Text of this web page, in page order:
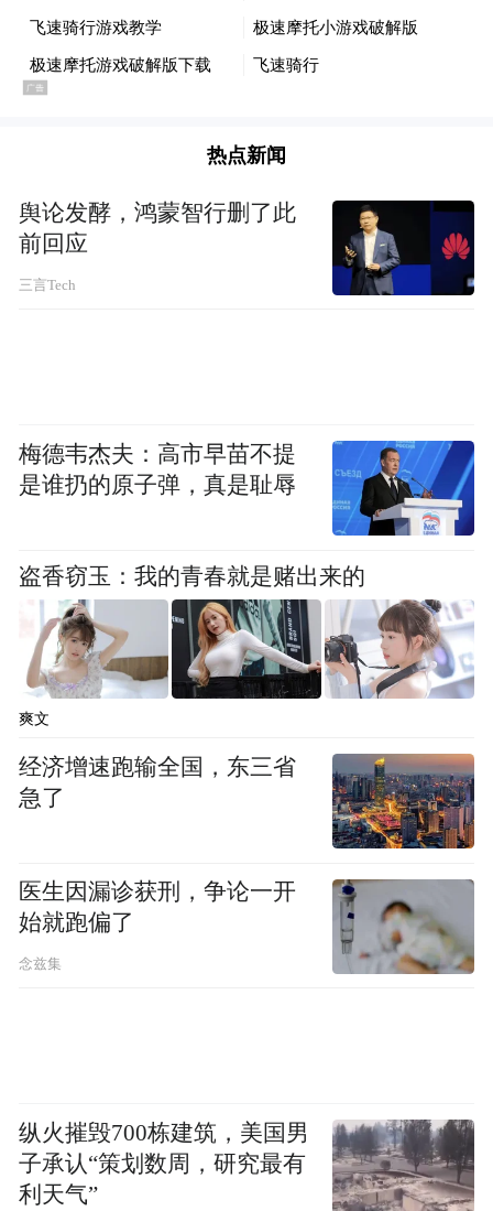
于是，大二开始，刘若鹏便投身其中，本科
阶段就发表了超材料领域的国际论文。
克大学电子与计算机工程系的全额奖学金。
在那里，他与季春霖、张洋洋、栾琳、赵治
亚等中国留学生结为好友，并且继续锁定一
个研发方向——利用先进计算，共同研究超
材料。
然后，有了刘若鹏作为第一作者，在《科
学》杂志发表的那篇论文，有了科技界对超
志评选为“2010年十大科技突破”之一。
论文发布后的刘若鹏也受到美国有关方面的
但刘若鹏从内心不服，也不甘：“凭啥中国在
技术上就不能赶超美国？我们是戴着红领巾
热点新闻
舆论发酵，鸿蒙智行删了此
前回应
三言Tech
梅德韦杰夫：高市早苗不提
是谁扔的原子弹，真是耻辱
盗香窃玉：我的青春就是赌出来的
爽文
经济增速跑输全国，东三省
急了
医生因漏诊获刑，争论一开
始就跑偏了
念兹集
纵火摧毁700栋建筑，美国男
子承认“策划数周，研究最有
利天气”